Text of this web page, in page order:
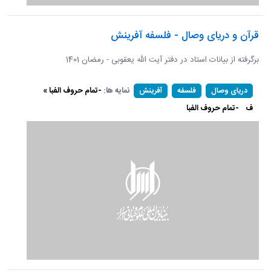
قرآن و دریای وصال - فلسفه آفرینش
برگرفته از بیانات استاد در دفتر آیت الله یعقوبی - رمضان 1401
دریای وصال فلسفه آفرینش نمایه ها: -تمام حروف الفبا »
ف -تمام حروف الفبا